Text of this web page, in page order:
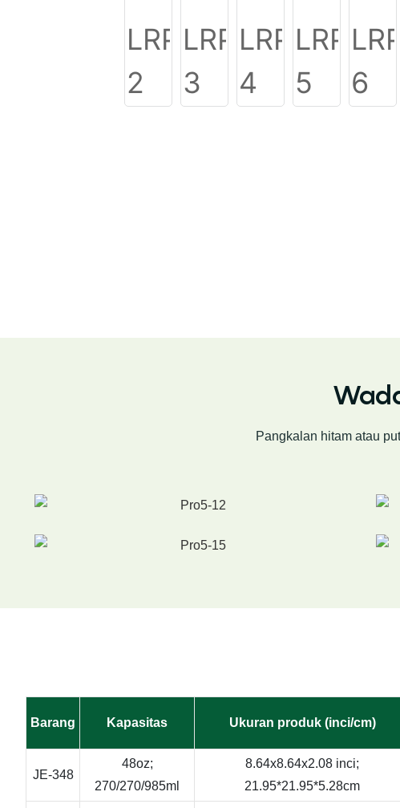
Pangkalan hitam atau
Barang Kapasitas Ukuran produk (inci/cm)
JE-348
48oz;
270/270/985ml
8.64x8.64x2.08 inci;
21.95*21.95*5.28cm